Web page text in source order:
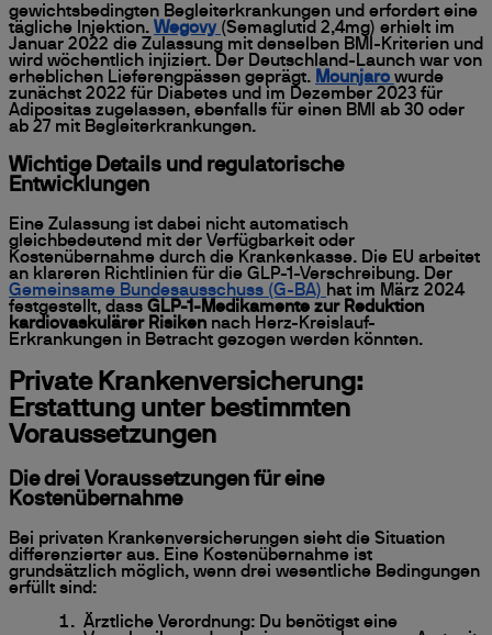
gewichtsbedingten Begleiterkrankungen und erfordert eine
tägliche Injektion. Wegovy (Semaglutid 2,4mg) erhielt im
Januar 2022 die Zulassung mit denselben BMI-Kriterien und
wird wöchentlich injiziert. Der Deutschland-Launch war von
erheblichen Lieferengpässen geprägt. Mounjaro wurde
zunächst 2022 für Diabetes und im Dezember 2023 für
Adipositas zugelassen, ebenfalls für einen BMI ab 30 oder
ab 27 mit Begleiterkrankungen.
Wichtige Details und regulatorische
Entwicklungen
Eine Zulassung ist dabei nicht automatisch
gleichbedeutend mit der Verfügbarkeit oder
Kostenübernahme durch die Krankenkasse. Die EU arbeitet
an klareren Richtlinien für die GLP-1-Verschreibung. Der
Gemeinsame Bundesausschuss (G-BA) hat im März 2024
festgestellt, dass GLP-1-Medikamente zur Reduktion
kardiovaskulärer Risiken nach Herz-Kreislauf-
Erkrankungen in Betracht gezogen werden könnten.
Private Krankenversicherung:
Erstattung unter bestimmten
Voraussetzungen
Die drei Voraussetzungen für eine
Kostenübernahme
Bei privaten Krankenversicherungen sieht die Situation
differenzierter aus. Eine Kostenübernahme ist
grundsätzlich möglich, wenn drei wesentliche Bedingungen
erfüllt sind:
Ärztliche Verordnung: Du benötigst eine